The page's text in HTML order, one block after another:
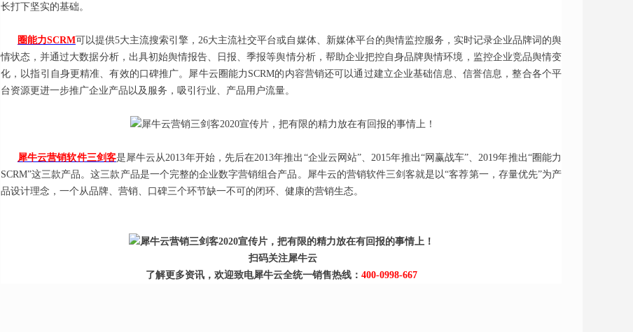
长打下坚实的基础。
圈能力SCRM可以提供5大主流搜索引擎，26大主流社交平台或自媒体、新媒体平台的舆情监控服务，实时记录企业品牌词的舆
情状态，并通过大数据分析，出具初始舆情报告、日报、季报等舆情分析，帮助企业把控自身品牌舆情环境，监控企业竞品舆情变
化，以指引自身更精准、有效的口碑推广。犀牛云圈能力SCRM的内容营销还可以通过建立企业基础信息、信誉信息，整合各个平
台资源更进一步推广企业产品以及服务，吸引行业、产品用户流量。
犀牛云营销软件三剑客是犀牛云从2013年开始，先后在2013年推出“企业云网站”、2015年推出“网赢战车”、2019年推出“圈能力
SCRM”这三款产品。这三款产品是一个完整的企业数字营销组合产品。犀牛云的营销软件三剑客就是以“客荐第一，存量优先”为产
品设计理念，一个从品牌、营销、口碑三个环节缺一不可的闭环、健康的营销生态。
扫码关注犀牛云
了解更多资讯，欢迎致电犀牛云全统一销售热线： 400-0998-667